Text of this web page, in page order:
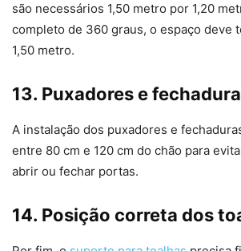
são necessários 1,50 metro por 1,20
completo de 360 graus, o espaço deve
1,50 metro.
13. Puxadores e
A instalação dos puxadores e
entre 80 cm e 120 cm do chão para
abrir ou fechar portas.
14. Posição correta dos